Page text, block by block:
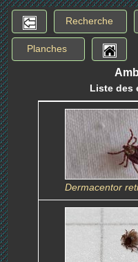
Recherche
Planches
Liste des
Dermacentor